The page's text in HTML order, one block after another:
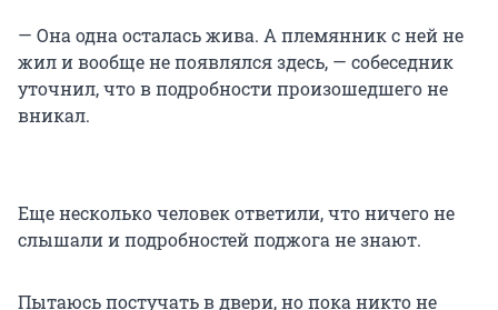
— Она одна осталась жива. А племянник с ней не
жил и вообще не появлялся здесь, — собеседник
уточнил, что в подробности произошедшего не
вникал.
Еще несколько человек ответили, что ничего не
слышали и подробностей поджога не знают.
Пытаюсь постучать в двери, но пока никто не